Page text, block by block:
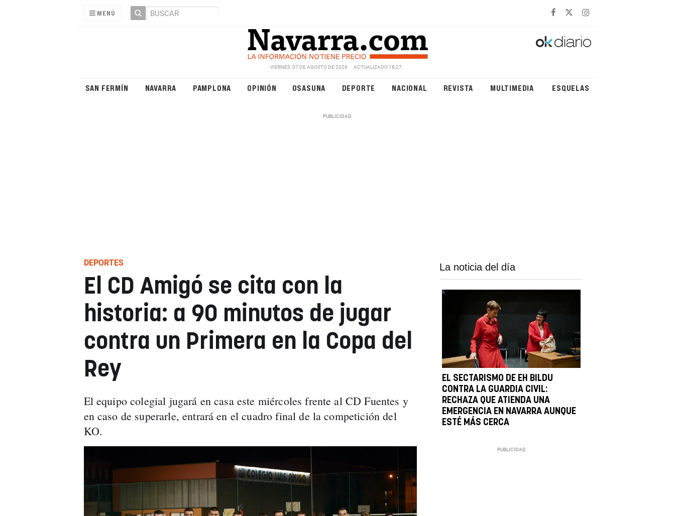
MENÚ
VIERNES, 07 DE AGOSTO DE 2026 ACTUALIZADO 18:27
SAN FERMÍN NAVARRA PAMPLONA OPINIÓN OSASUNA DEPORTE NACIONAL REVISTA MULTIMEDIA ESQUELAS
DEPORTES
El CD Amigó se cita con la
historia: a 90 minutos de jugar
contra un Primera en la Copa del
Rey
El equipo colegial jugará en casa este miércoles frente al CD Fuentes y
en caso de superarle, entrará en el cuadro final de la competición del
KO.
La noticia del día
EL SECTARISMO DE EH BILDU
CONTRA LA GUARDIA CIVIL:
RECHAZA QUE ATIENDA UNA
EMERGENCIA EN NAVARRA AUNQUE
ESTÉ MÁS CERCA